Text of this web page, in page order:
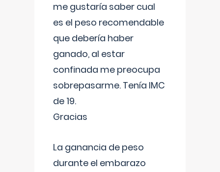
me gustaría saber cual
es el peso recomendable
que debería haber
ganado, al estar
confinada me preocupa
sobrepasarme. Tenía IMC
de 19.
Gracias
La ganancia de peso
durante el embarazo